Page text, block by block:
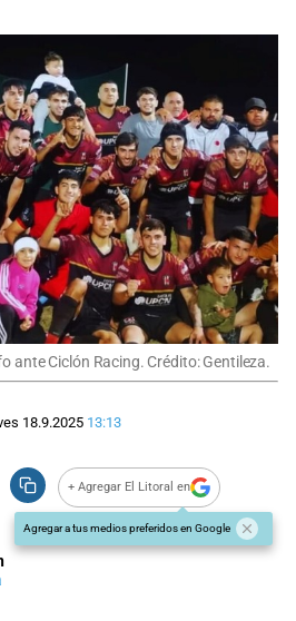
ante Ciclón Racing. Crédito: Gentileza.
18.9.2025 13:13
+ Agregar El Litoral en
Agregar a tus medios preferidos en Google